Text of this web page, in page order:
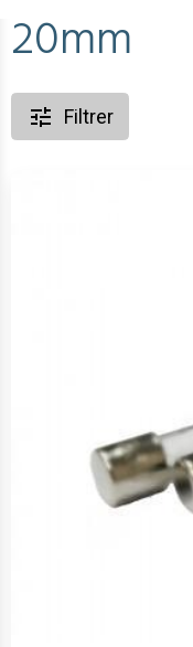
20mm
Filtrer